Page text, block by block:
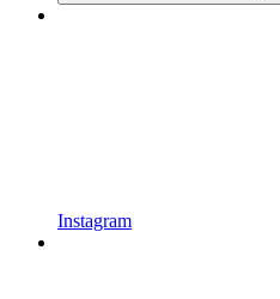
Instagram